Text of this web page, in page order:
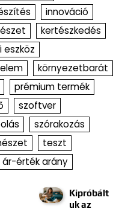
innováció
kertészkedés
eszköz
környezetbarát
prémium termék
szoftver
szórakozás
teszt
ár-érték arány
Kipróbált
uk az